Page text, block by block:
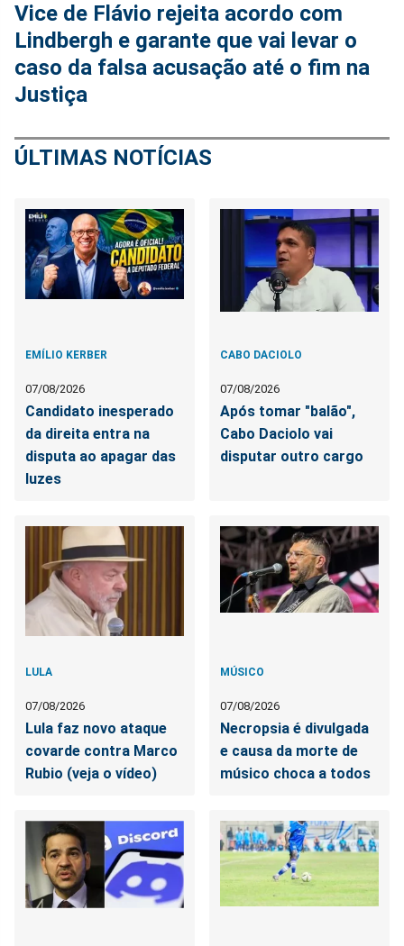
Vice de Flávio rejeita acordo com
Lindbergh e garante que vai levar o
caso da falsa acusação até o fim na
Justiça
ÚLTIMAS NOTÍCIAS
EMÍLIO KERBER
07/08/2026
Candidato inesperado
da direita entra na
disputa ao apagar das
luzes
CABO DACIOLO
07/08/2026
Após tomar "balão",
Cabo Daciolo vai
disputar outro cargo
LULA
07/08/2026
Lula faz novo ataque
covarde contra Marco
Rubio (veja o vídeo)
MÚSICO
07/08/2026
Necropsia é divulgada
e causa da morte de
músico choca a todos